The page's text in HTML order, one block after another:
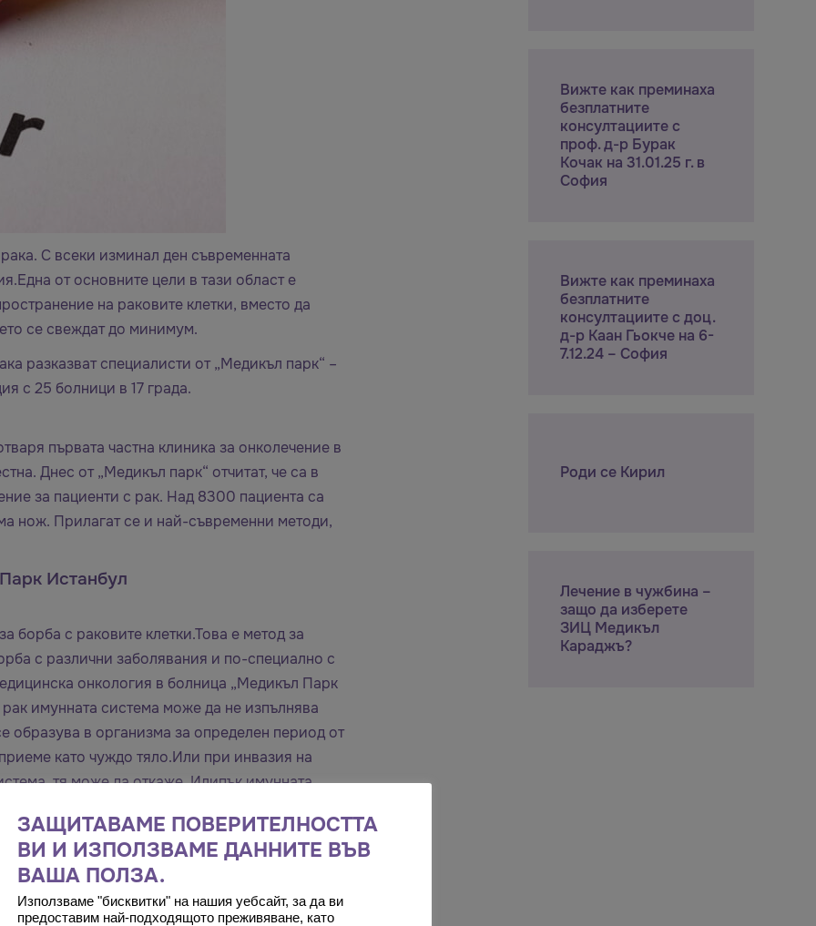
С всеки изминал ден съвременната
от основните цели в тази област е
на раковите клетки, вместо да
се свеждат до минимум.
разказват специалисти от „Медикъл парк“ –
с 25 болници в 17 града.
първата частна клиника за онколечение в
Днес от „Медикъл парк“ отчитат, че са в
за пациенти с рак. Над 8300 пациента са
нож. Прилагат се и най-съвременни методи,
Истанбул
борба с раковите клетки.Това е метод за
с различни заболявания и по-специално с
онкология в болница „Медикъл Парк
имунната система може да не изпълнява
образува в организма за определен период от
като чуждо тяло.Или при инвазия на
тя може да откаже. Илипък имунната
не е достатъчно ефективна. Освен това,
да блокират имунната система. Чрез
с рака.
диагностика, интервенционалната
Вижте как преминаха
безплатните
консултациите с
проф. д-р Бурак
Кочак на 31.01.25 г. в
София
Вижте как преминаха
безплатните
консултациите с доц.
д-р Каан Гьокче на 6-
7.12.24 – София
Роди се Кирил
Лечение в чужбина –
защо да изберете
ЗИЦ Медикъл
Караджъ?
ЗАЩИТАВАМЕ ПОВЕРИТЕЛНОСТТА
ВИ И ИЗПОЛЗВАМЕ ДАННИТЕ ВЪВ
ВАША ПОЛЗА.
Използваме "бисквитки" на нашия уебсайт, за да ви
предоставим най-подходящото преживяване, като